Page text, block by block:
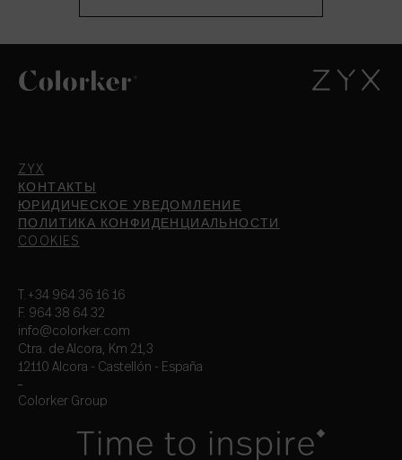
ZYX
КОНТАКТЫ
ЮРИДИЧЕСКОЕ УВЕДОМЛЕНИЕ
ПОЛИТИКА КОНФИДЕНЦИАЛЬНОСТИ
COOKIES
T.+34 964 36 16 16
F. 964 38 64 32
info@colorker.com
Ctra. de Alcora, Km 21,3
12110 Alcora - Castellón - España
Colorker Group